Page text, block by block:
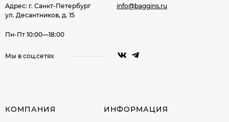
Адрес: г. Санкт-Петербург
ул. Десантников, д. 15
info@baggins.ru
Пн-Пт 10:00—18:00
Мы в соц.сетях
КОМПАНИЯ ИНФОРМАЦИЯ